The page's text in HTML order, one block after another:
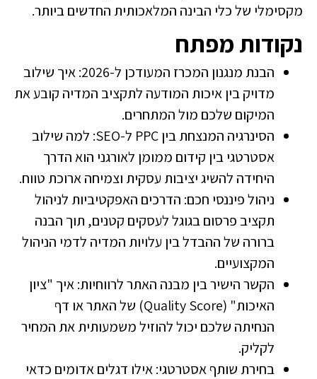
מקסימלי של כלי הבינה המלאכותית החדשים ביותר.
נקודות מפתח
הבנת מנגנון המכרז המעודכן ל-2026: איך שילוב
מדויק בין איכות המודעה לתקציב המדיה קובע את
המיקום שלכם מול המתחרים.
הסינרגיה המנצחת בין PPC ל-SEO: למה שילוב
אסטרטגי בין קידום ממומן לאורגני הוא הדרך
היחידה להשיג יציבות עסקית וצמיחה ארוכת טווח.
ניהול פיננסי חכם: הדרכים האפקטיביות לניהול
תקציב פרסום בגוגל לעסקים קטנים, תוך הבנה
ברורה של ההבדל בין עלויות המדיה לדמי הניהול
המקצועיים.
הקשר הישיר בין מבנה האתר לרווחיות: איך "ציון
האיכות" (Quality Score) של האתר או דף
הנחיתה שלכם יכול להוזיל משמעותית את המחיר
לקליק.
בחירת שותף אסטרטגי: אילו דגלים אדומים כדאי